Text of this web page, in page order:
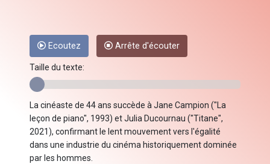
Ecoutez Arrête d'écouter
Taille du texte:
La cinéaste de 44 ans succède à Jane Campion ("La
leçon de piano", 1993) et Julia Ducournau ("Titane",
2021), confirmant le lent mouvement vers l'égalité
dans une industrie du cinéma historiquement dominée
par les hommes.